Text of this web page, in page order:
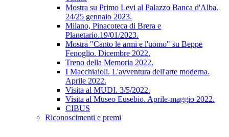
Mostra su Primo Levi al Palazzo Banca d'Alba.
24/25 gennaio 2023.
Milano, Pinacoteca di Brera e
Planetario.19/01/2023.
Mostra "Canto le armi e l'uomo" su Beppe
Fenoglio. Dicembre 2022.
Treno della Memoria 2022.
I Macchiaioli. L'avventura dell'arte moderna.
Aprile 2022.
Visita al MUDI. 3/5/2022.
Visita al Museo Eusebio. Aprile-maggio 2022.
CIBUS
Riconoscimenti e premi